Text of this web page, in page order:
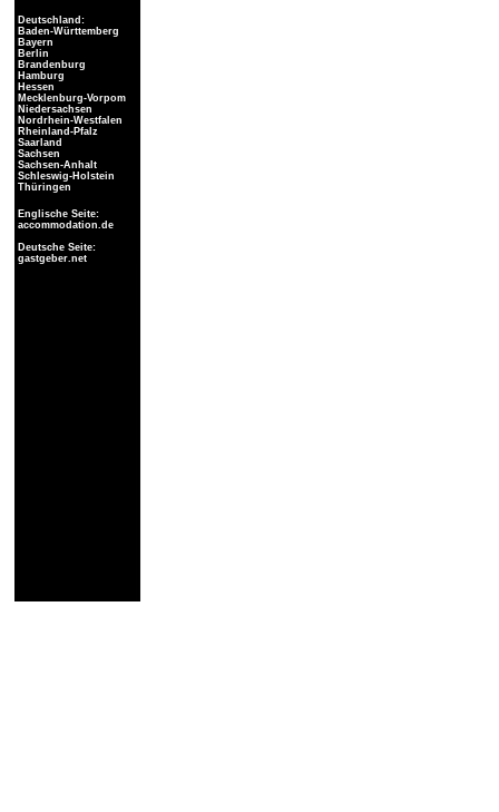
Deutschland:
Baden-Württemberg
Bayern
Berlin
Brandenburg
Hamburg
Hessen
Mecklenburg-Vorpom
Niedersachsen
Nordrhein-Westfalen
Rheinland-Pfalz
Saarland
Sachsen
Sachsen-Anhalt
Schleswig-Holstein
Thüringen
Englische Seite:
accommodation.de
Deutsche Seite:
gastgeber.net